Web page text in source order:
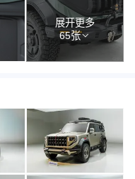
展开更多
65张